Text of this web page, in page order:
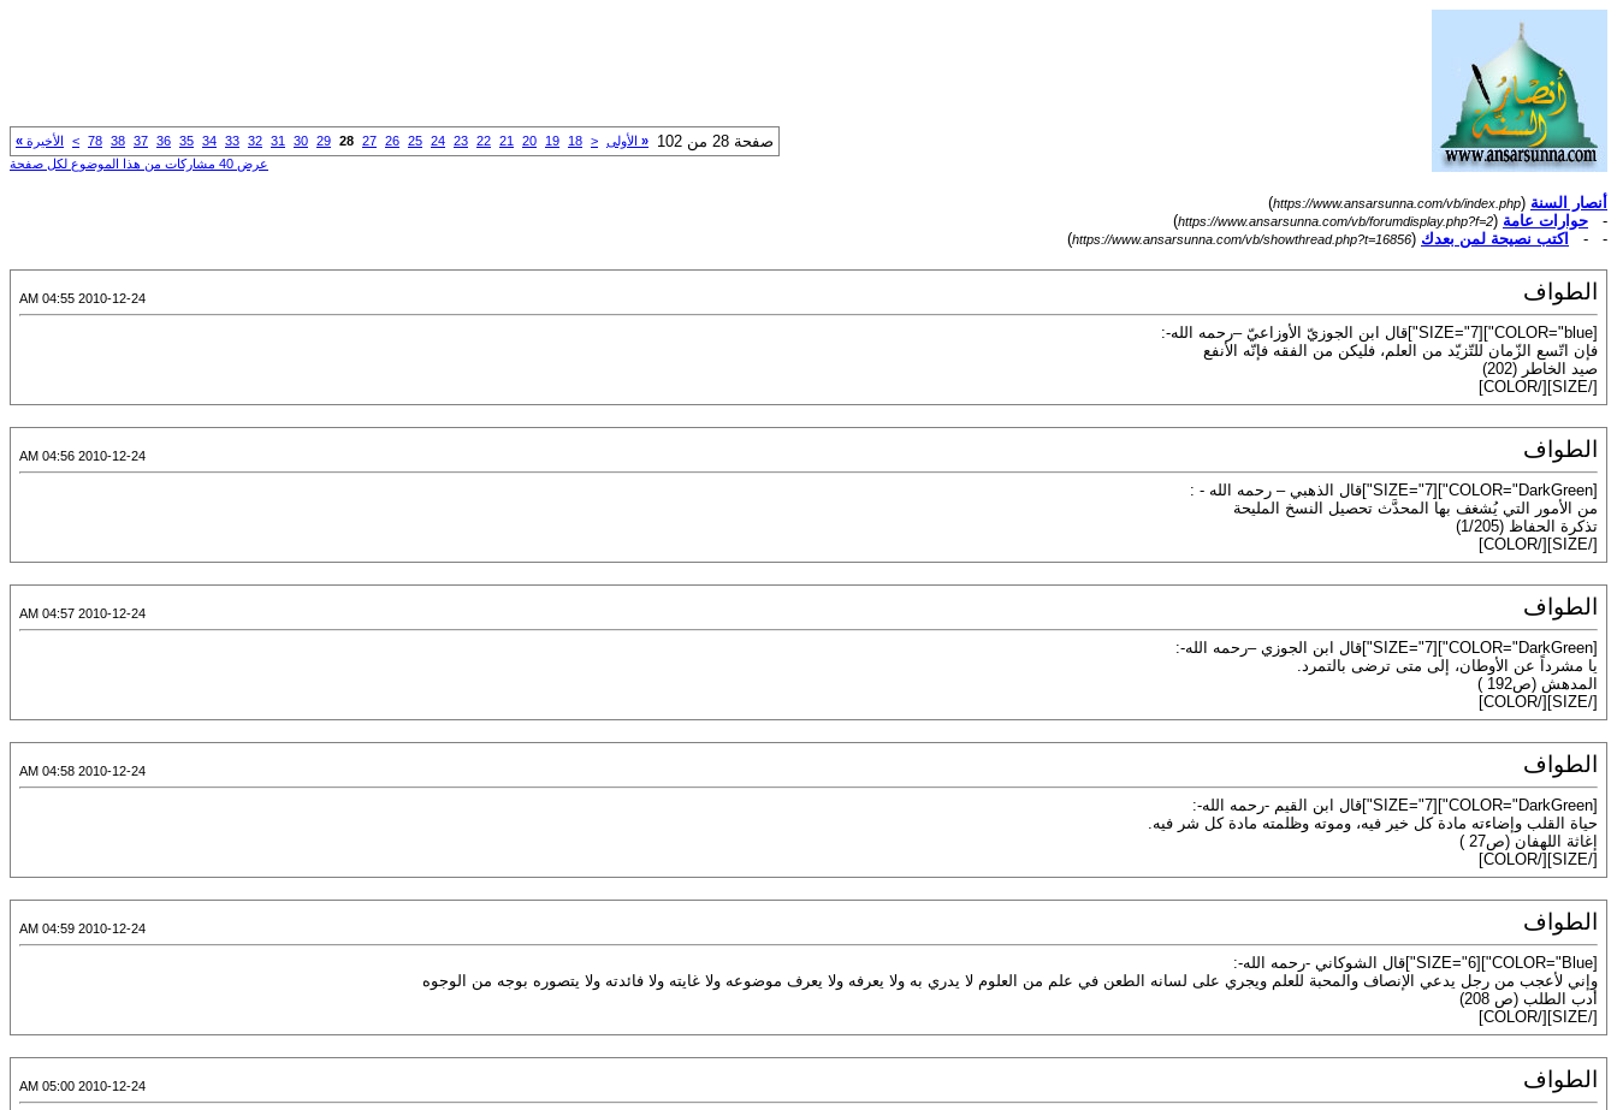
صفحة 28 من 102 « الأولى <
18
19
20
21
22
23
24
25
26
27
28
29
30
31
32
33
34
35
36
37
38
78
> الأخيرة »
عرض 40 مشاركات من هذا الموضوع لكل صفحة
أنصار السنة (
https://www.ansarsunna.com/vb/index.php
)
- حوارات عامة (
https://www.ansarsunna.com/vb/forumdisplay.php?f=2
)
- -
اكتب نصيحة لمن بعدك (
https://www.ansarsunna.com/vb/showthread.php?t=16856
)
الطواف 2010-12-24 04:55 AM
[COLOR="blue"][SIZE="7"]قال ابن الجوزيّ الأوزاعيّ –رحمه الله-:
فإن اتّسع الزّمان للتّزيّد من العلم، فليكن من الفقه فإنّه الأنفع
صيد الخاطر (202)
[/SIZE][/COLOR]
الطواف 2010-12-24 04:56 AM
[COLOR="DarkGreen"][SIZE="7"]قال الذهبي – رحمه الله - :
من الأمور التي يُشغف بها المحدَّث تحصيل النسخ المليحة
تذكرة الحفاظ (1/205)
[/SIZE][/COLOR]
الطواف 2010-12-24 04:57 AM
[COLOR="DarkGreen"][SIZE="7"]قال ابن الجوزي –رحمه الله-:
يا مشرداً عن الأوطان، إلى متى ترضى بالتمرد.
المدهش (ص192 )
[/SIZE][/COLOR]
الطواف 2010-12-24 04:58 AM
[COLOR="DarkGreen"][SIZE="7"]قال ابن القيم -رحمه الله-:
حياة القلب وإضاءته مادة كل خير فيه، وموته وظلمته مادة كل شر فيه.
إغاثة اللهفان (ص27 )
[/SIZE][/COLOR]
الطواف 2010-12-24 04:59 AM
[COLOR="Blue"][SIZE="6"]قال الشوكاني -رحمه الله-:
وإني لأعجب من رجل يدعي الإنصاف والمحبة للعلم ويجري على لسانه الطعن في علم من العلوم لا يدري به ولا يعرفه ولا يعرف موضوعه ولا غايته ولا فائدته ولا يتصوره بوجه من الوجوه
أدب الطلب (ص 208)
[/SIZE][/COLOR]
الطواف 2010-12-24 05:00 AM